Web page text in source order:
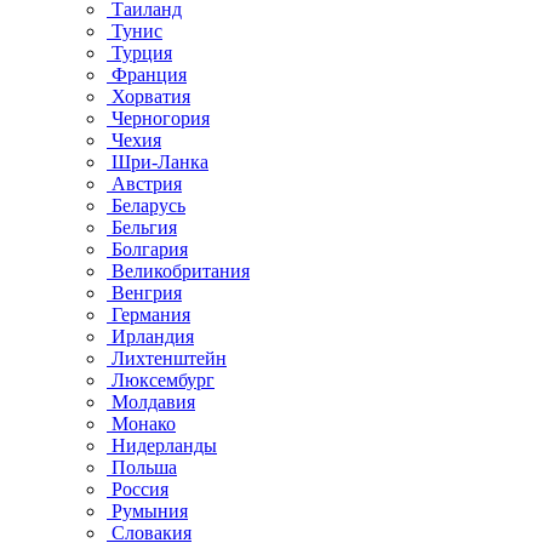
Таиланд
Тунис
Турция
Франция
Хорватия
Черногория
Чехия
Шри-Ланка
Австрия
Беларусь
Бельгия
Болгария
Великобритания
Венгрия
Германия
Ирландия
Лихтенштейн
Люксембург
Молдавия
Монако
Нидерланды
Польша
Россия
Румыния
Словакия